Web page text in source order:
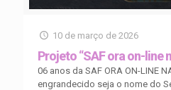
10 de março de 2026
Projeto “SAF ora on-line
06 anos da SAF ORA ON-LINE
engrandecido seja o nome do